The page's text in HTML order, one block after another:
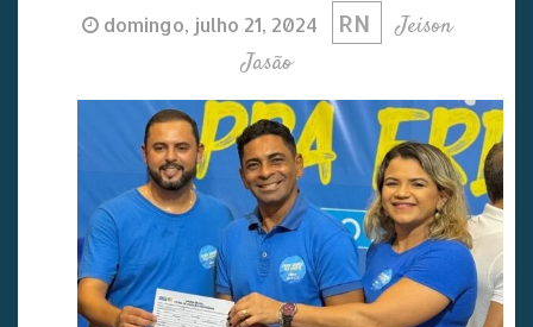
domingo, julho 21, 2024 RN
Jeison
Jasão